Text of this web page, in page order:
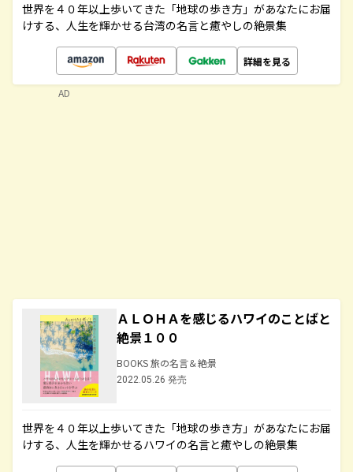
世界を４０年以上歩いてきた「地球の歩き方」があなたにお届
けする、人生を輝かせる台湾の名言と癒やしの絶景集
詳細を見る
ＡＬＯＨＡを感じるハワイのことばと
絶景１００
BOOKS 旅の名言＆絶景
2022.05.26 発売
世界を４０年以上歩いてきた「地球の歩き方」があなたにお届
けする、人生を輝かせるハワイの名言と癒やしの絶景集
AD